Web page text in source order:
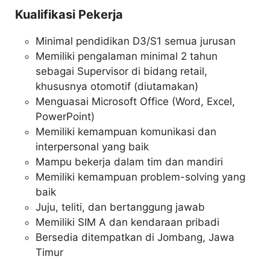
Kualifikasi Pekerja
Minimal pendidikan D3/S1 semua jurusan
Memiliki pengalaman minimal 2 tahun
sebagai Supervisor di bidang retail,
khususnya otomotif (diutamakan)
Menguasai Microsoft Office (Word, Excel,
PowerPoint)
Memiliki kemampuan komunikasi dan
interpersonal yang baik
Mampu bekerja dalam tim dan mandiri
Memiliki kemampuan problem-solving yang
baik
Juju, teliti, dan bertanggung jawab
Memiliki SIM A dan kendaraan pribadi
Bersedia ditempatkan di Jombang, Jawa
Timur